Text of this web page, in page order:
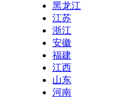
黑龙江
江苏
浙江
安徽
福建
江西
山东
河南